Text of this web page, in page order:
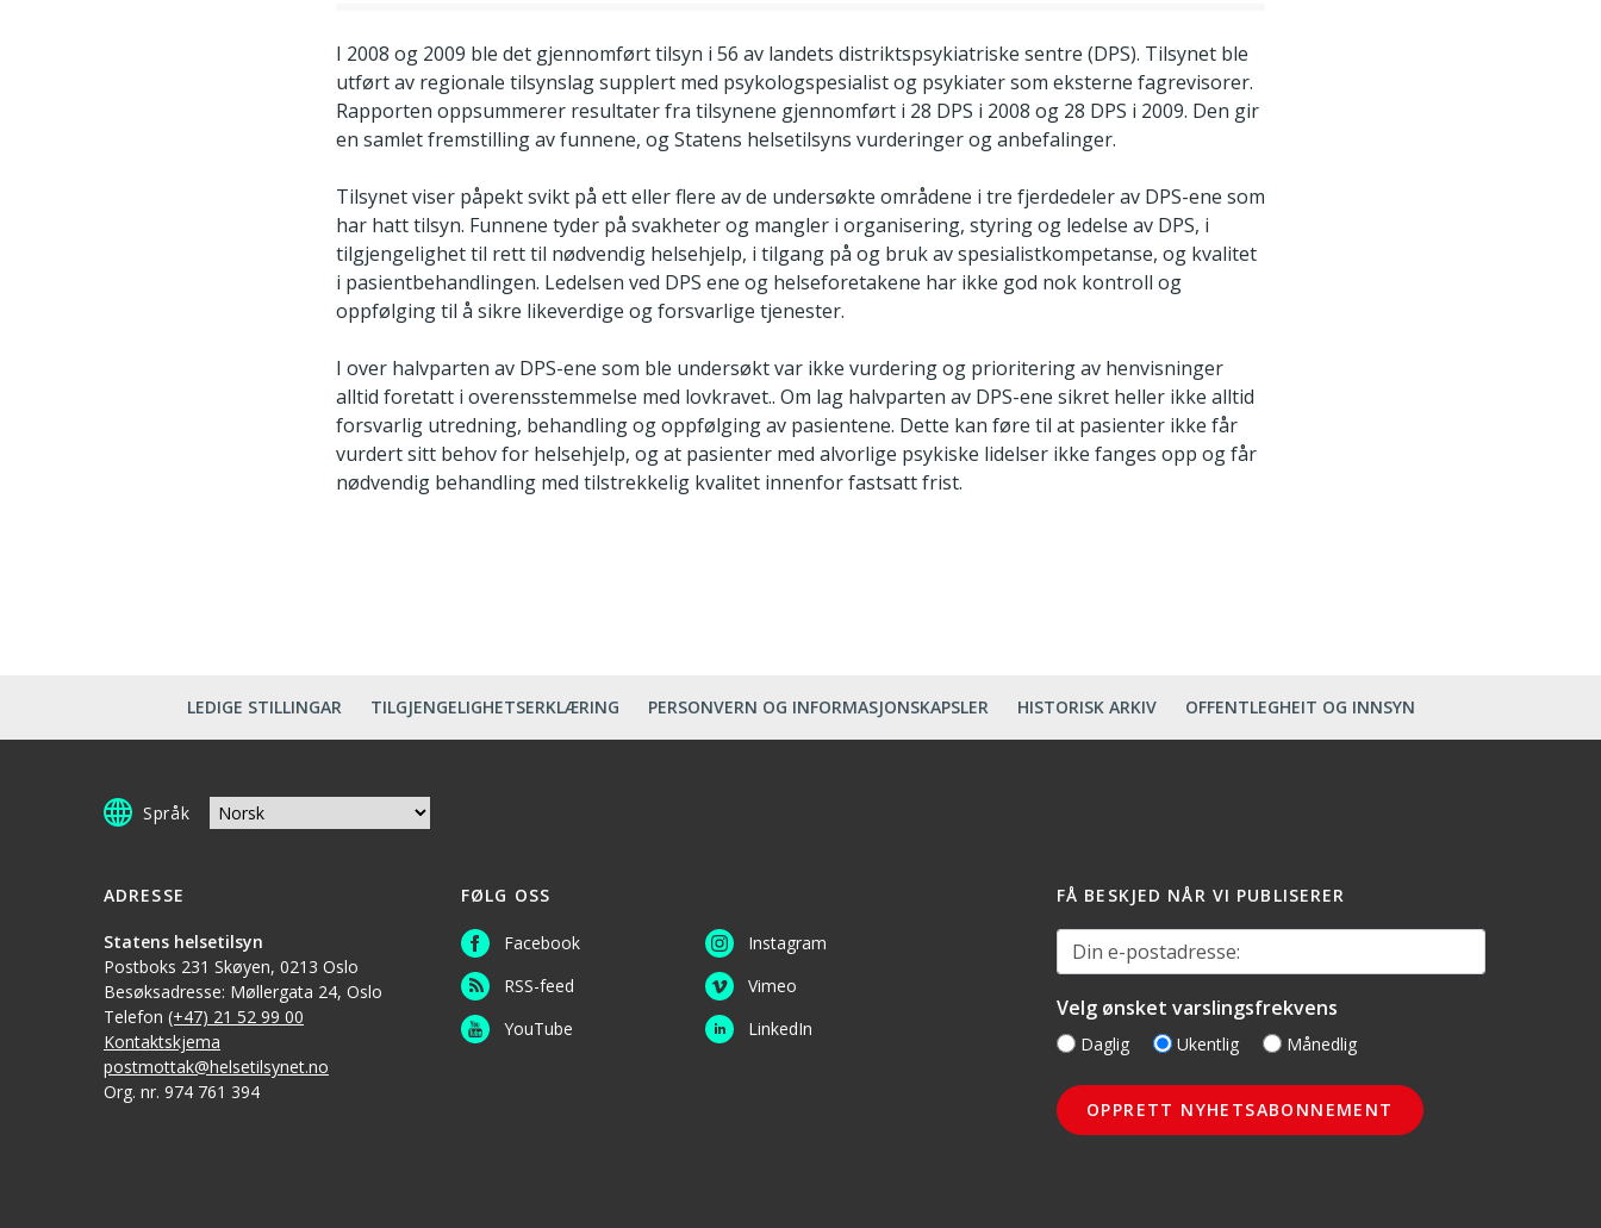
I 2008 og 2009 ble det gjennomført tilsyn i 56 av landets distriktspsykiatriske sentre (DPS). Tilsynet ble
utført av regionale tilsynslag supplert med psykologspesialist og psykiater som eksterne fagrevisorer.
Rapporten oppsummerer resultater fra tilsynene gjennomført i 28 DPS i 2008 og 28 DPS i 2009. Den gir
en samlet fremstilling av funnene, og Statens helsetilsyns vurderinger og anbefalinger.
Tilsynet viser påpekt svikt på ett eller flere av de undersøkte områdene i tre fjerdedeler av DPS-ene som
har hatt tilsyn. Funnene tyder på svakheter og mangler i organisering, styring og ledelse av DPS, i
tilgjengelighet til rett til nødvendig helsehjelp, i tilgang på og bruk av spesialistkompetanse, og kvalitet
i pasientbehandlingen. Ledelsen ved DPS ene og helseforetakene har ikke god nok kontroll og
oppfølging til å sikre likeverdige og forsvarlige tjenester.
I over halvparten av DPS-ene som ble undersøkt var ikke vurdering og prioritering av henvisninger
alltid foretatt i overensstemmelse med lovkravet.. Om lag halvparten av DPS-ene sikret heller ikke alltid
forsvarlig utredning, behandling og oppfølging av pasientene. Dette kan føre til at pasienter ikke får
vurdert sitt behov for helsehjelp, og at pasienter med alvorlige psykiske lidelser ikke fanges opp og får
nødvendig behandling med tilstrekkelig kvalitet innenfor fastsatt frist.
LEDIGE STILLINGAR TILGJENGELIGHETSERKLÆRING PERSONVERN OG INFORMASJONSKAPSLER HISTORISK ARKIV OFFENTLEGHEIT OG INNSYN
Språk
ADRESSE
Statens helsetilsyn
Postboks 231 Skøyen, 0213 Oslo
Besøksadresse: Møllergata 24, Oslo
Telefon (+47) 21 52 99 00
Kontaktskjema
postmottak@helsetilsynet.no
Org. nr. 974 761 394
FØLG OSS
Facebook
RSS-feed
YouTube
Instagram
Vimeo
LinkedIn
FÅ BESKJED NÅR VI PUBLISERER
Din e-postadresse:
Velg ønsket varslingsfrekvens
Daglig Ukentlig Månedlig